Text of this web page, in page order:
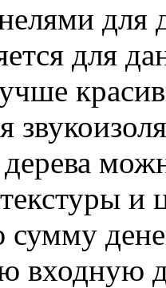
для
для
и
сумму
входную